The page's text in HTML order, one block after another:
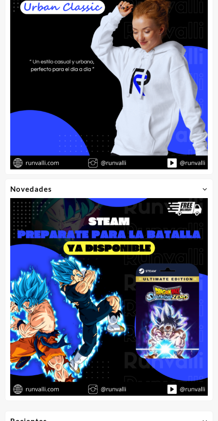
Novedades